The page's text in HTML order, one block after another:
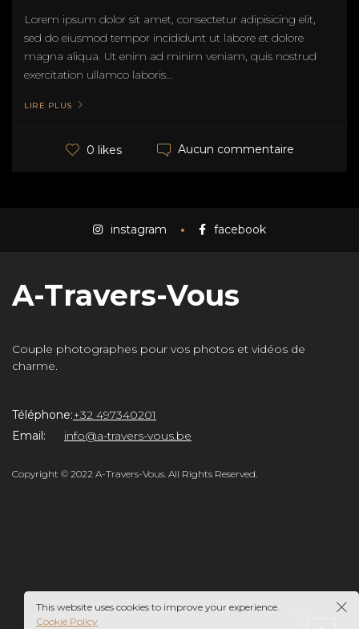
Lorem ipsum dolor sit amet, consectetur adipisicing elit,
sed do eiusmod tempor incididunt ut labore et dolore
magna aliqua. Ut enim ad minim veniam, quis nostrud
exercitation ullamco laboris...
LIRE PLUS
0 likes Aucun commentaire
instagram facebook
A-Travers-Vous
Couple photographes pour vos photos et vidéos de
charme.
Téléphone:+32 497340201
Email:
info@a-travers-vous.be
Copyright © 2022 A-Travers-Vous. All Rights Reserved.
This website uses cookies to improve your experience.
Cookie Policy